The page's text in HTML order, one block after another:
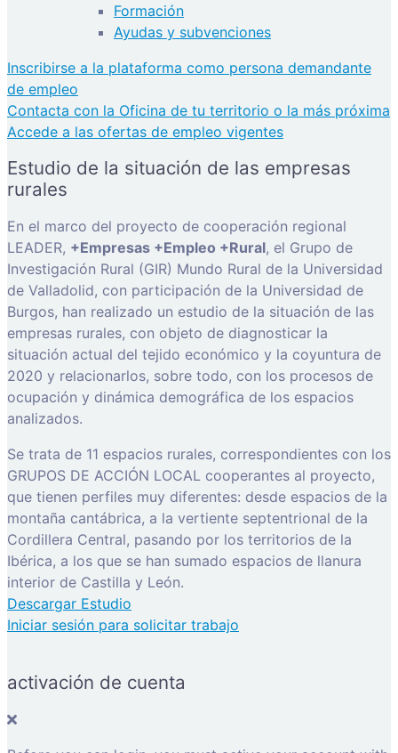
Formación
Ayudas y subvenciones
Inscribirse a la plataforma como persona demandante
de empleo
Contacta con la Oficina de tu territorio o la más próxima
Accede a las ofertas de empleo vigentes
Estudio de la situación de las empresas
rurales
En el marco del proyecto de cooperación regional
LEADER, +Empresas +Empleo +Rural, el Grupo de
Investigación Rural (GIR) Mundo Rural de la Universidad
de Valladolid, con participación de la Universidad de
Burgos, han realizado un estudio de la situación de las
empresas rurales, con objeto de diagnosticar la
situación actual del tejido económico y la coyuntura de
2020 y relacionarlos, sobre todo, con los procesos de
ocupación y dinámica demográfica de los espacios
analizados.
Se trata de 11 espacios rurales, correspondientes con los
GRUPOS DE ACCIÓN LOCAL cooperantes al proyecto,
que tienen perfiles muy diferentes: desde espacios de la
montaña cantábrica, a la vertiente septentrional de la
Cordillera Central, pasando por los territorios de la
Ibérica, a los que se han sumado espacios de llanura
interior de Castilla y León.
Descargar Estudio
Iniciar sesión para solicitar trabajo
activación de cuenta